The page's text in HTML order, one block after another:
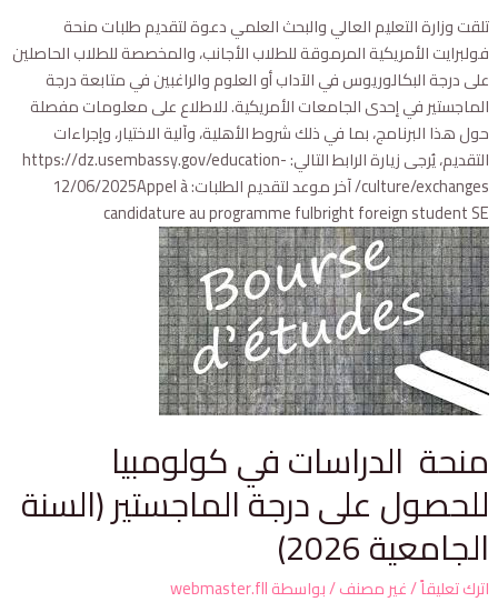
تلقت وزارة التعليم العالي والبحث العلمي دعوة لتقديم طلبات منحة
فولبرايت الأمريكية المرموقة للطلاب الأجانب، والمخصصة للطلاب الحاصلين
على درجة البكالوريوس في الآداب أو العلوم والراغبين في متابعة درجة
الماجستير في إحدى الجامعات الأمريكية. للاطلاع على معلومات مفصلة
حول هذا البرنامج، بما في ذلك شروط الأهلية، وآلية الاختيار، وإجراءات
التقديم، يُرجى زيارة الرابط التالي: https://dz.usembassy.gov/education-
culture/exchanges/ آخر موعد لتقديم الطلبات: 12/06/2025Appel à
candidature au programme fulbright foreign student SE
منحة الدراسات في كولومبيا
للحصول على درجة الماجستير (السنة
الجامعية 2026)
اترك تعليقاً/غير مصنف/ بواسطةwebmaster.fll